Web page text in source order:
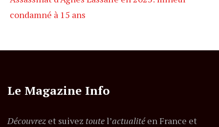
condamné à 15 ans
Le Magazine Info
Découvrez et suivez toutel’actualitéen France et